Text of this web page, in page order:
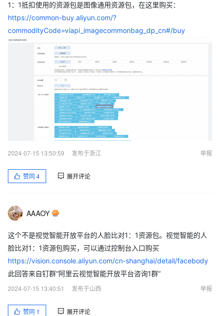
1：1抵扣使用的资源包是图像通用资源包，在这里购买：
https://common-buy.aliyun.com/?
commodityCode=viapi_imagecommonbag_dp_cn#/buy
2024-07-15 13:50:59 发布于浙江 举报
赞同 4 展开评论
AAAOY
这个不是视觉智能开放平台的人脸比对1：1资源包。视觉智能的人
脸比对1：1资源包购买，可以通过控制台入口购买
https://vision.console.aliyun.com/cn-shanghai/detail/facebody
此回答来自钉群“阿里云视觉智能开放平台咨询1群”
2024-07-15 13:40:51
发布于山西 举报
赞同 1 展开评论